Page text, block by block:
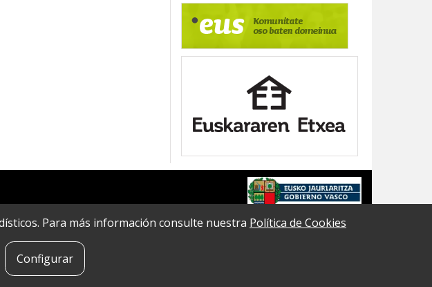
Para más información consulte nuestra Política de Cookies
Configurar